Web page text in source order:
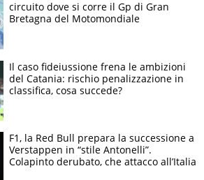
circuito dove si corre il Gp di Gran
Bretagna del Motomondiale
Il caso fideiussione frena le ambizioni
del Catania: rischio penalizzazione in
classifica, cosa succede?
F1, la Red Bull prepara la successione a
Verstappen in “stile Antonelli”.
Colapinto derubato, che attacco all’Italia